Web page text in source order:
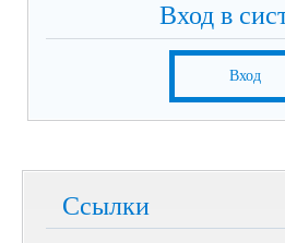
Вход в
Вход
Ссылки